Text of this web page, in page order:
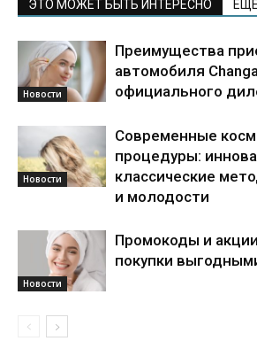
ЭТО МОЖЕТ БЫТЬ ИНТЕРЕСНО
Новости
Преимущества
автомобиля
официального
Новости
Современные
процедуры:
классические
и молодости
Новости
Промокоды и
покупки